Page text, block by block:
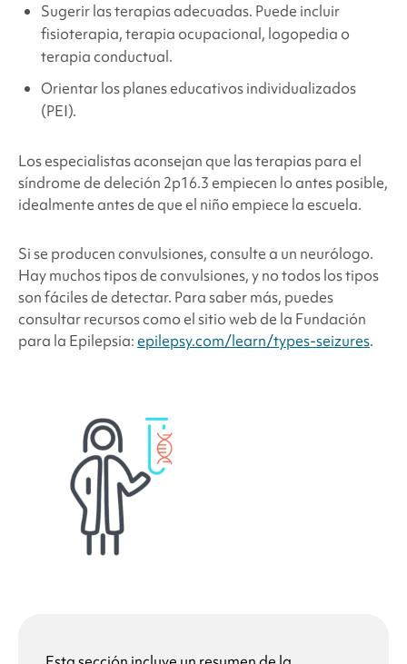
Sugerir las terapias adecuadas. Puede incluir
fisioterapia, terapia ocupacional, logopedia o
terapia conductual.
Orientar los planes educativos individualizados
(PEI).
Los especialistas aconsejan que las terapias para el
síndrome de deleción 2p16.3 empiecen lo antes posible,
idealmente antes de que el niño empiece la escuela.
Si se producen convulsiones, consulte a un neurólogo.
Hay muchos tipos de convulsiones, y no todos los tipos
son fáciles de detectar. Para saber más, puedes
consultar recursos como el sitio web de la Fundación
para la Epilepsia:epilepsy.com/learn/types-seizures.